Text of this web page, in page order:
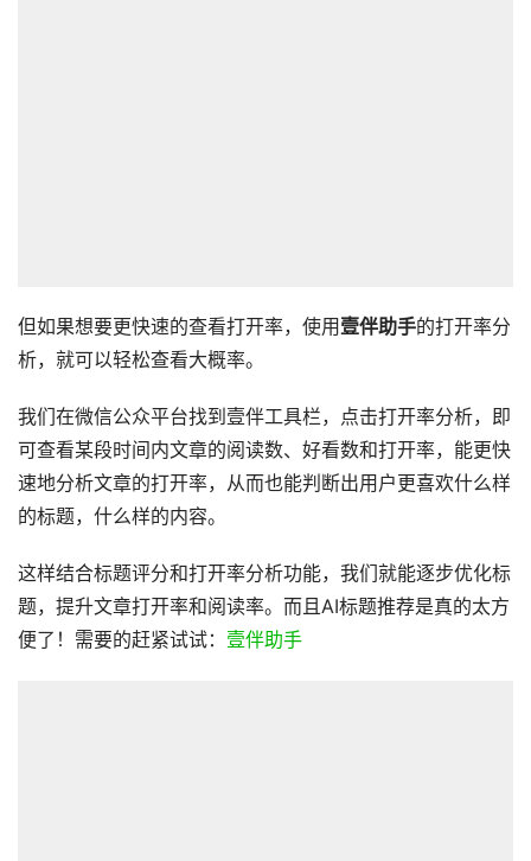
但如果想要更快速的查看打开率，使用 壹伴助手的打开率分
析，就可以轻松查看大概率。
我们在微信公众平台找到壹伴工具栏，点击打开率分析，即
可查看某段时间内文章的阅读数、好看数和打开率，能更快
速地分析文章的打开率，从而也能判断出用户更喜欢什么样
的标题，什么样的内容。
这样结合标题评分和打开率分析功能，我们就能逐步优化标
题，提升文章打开率和阅读率。而且AI标题推荐是真的太方
便了！需要的赶紧试试： 壹伴助手